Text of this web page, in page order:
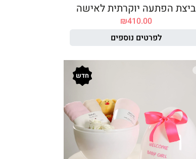
ביצת הפתעה יוקרתית לאישה
₪410.00
לפרטים נוספים
חדש